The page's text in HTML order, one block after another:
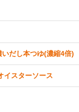
だし本つゆ(濃縮4倍)
イスターソース